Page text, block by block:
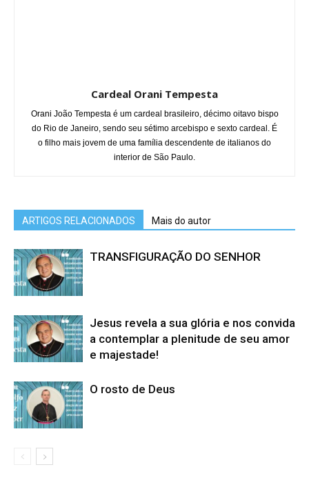
Cardeal Orani Tempesta
Orani João Tempesta é um cardeal brasileiro, décimo oitavo bispo
do Rio de Janeiro, sendo seu sétimo arcebispo e sexto cardeal. É
o filho mais jovem de uma família descendente de italianos do
interior de São Paulo.
ARTIGOS RELACIONADOS Mais do autor
TRANSFIGURAÇÃO DO SENHOR
Jesus revela a sua glória e nos convida
a contemplar a plenitude de seu amor
e majestade!
O rosto de Deus